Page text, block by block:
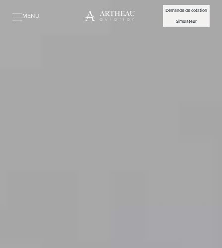
MENU
Demande de cotation
Simulateur